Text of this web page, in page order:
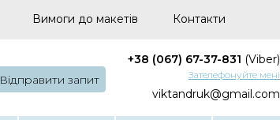
Вимоги до макетів Контакти
Відправити запит
+38 (067) 67-37-831 (Viber)
Зателефонуйте мені
viktandruk@gmail.com